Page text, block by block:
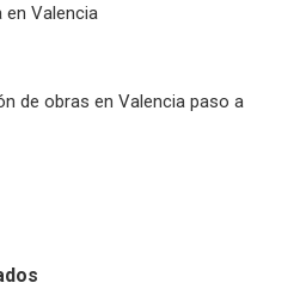
en Valencia
de obras en Valencia paso a